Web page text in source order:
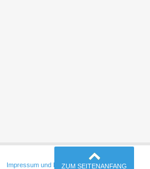
Impressum und DatenschutzZUM SEITENANFANG